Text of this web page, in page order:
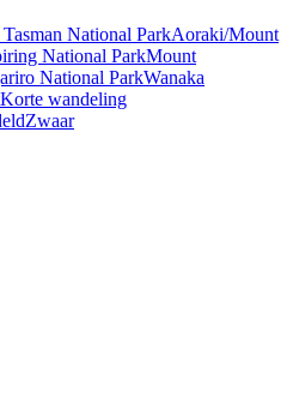
National ParkAoraki/Mount
National ParkMount
National ParkWanaka
Korte wandeling
Zwaar